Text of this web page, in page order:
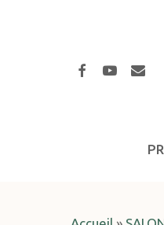
facebookyoutube
email